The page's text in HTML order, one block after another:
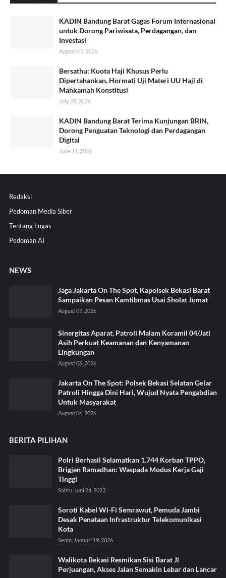
KADIN Bandung Barat Gagas Forum Internasional
untuk Dorong Pariwisata, Perdagangan, dan
Investasi
August 05, 2026
Bersathu: Kuota Haji Khusus Perlu
Dipertahankan, Hormati Uji Materi UU Haji di
Mahkamah Konstitusi
July 28, 2026
KADIN Bandung Barat Terima Kunjungan BRIN,
Dorong Penguatan Teknologi dan Perdagangan
Digital
June 11, 2026
Redaksi
Pedoman Media Siber
Tentang Lugas
Pedoman AI
NEWS
Jaga Jakarta On The Spot, Kapolsek Bekasi Barat
Sampaikan Pesan Kamtibmas Usai Sholat Jumat
August 07, 2026
Sinergitas Aparat, Patroli Malam Koramil 04/Jati
Asih Perkuat Keamanan dan Kenyamanan
Lingkungan
August 06, 2026
Jakarta On The Spot: Polsek Bekasi Selatan Gelar
Patroli Hingga Dini Hari, Wujud Nyata Pengabdian
Untuk Masyarakat
August 06, 2026
BERITA PILIHAN
Polri Berhasil Selamatkan 1.744 Korban TPPO,
Brigjen Ramadhan: Waspada Modus Kerja Gaji
Tinggi
Sabtu, Juni 24, 2023
Soroti Kabel Wi-Fi Semrawut, Pemuda Jambi
Desak Penataan Infrastruktur Telekomunikasi
Kota
Senin, Januari 19, 2026
Walikota Bekasi Resmikan Sisi Barat Jl
Perjuangan, Akses Jalan Semakin Lebar dan Lancar